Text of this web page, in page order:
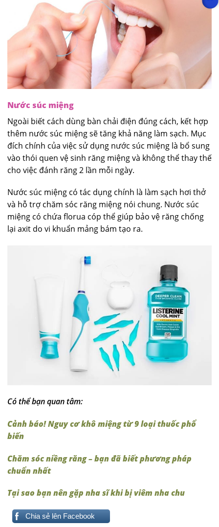
Nước súc miệng
Ngoài biết cách dùng bàn chải điện đúng cách, kết hợp
thêm nước súc miệng sẽ tăng khả năng làm sạch. Mục
đích chính của việc sử dụng nước súc miệng là bổ sung
vào thói quen vệ sinh răng miệng và không thể thay thế
cho việc đánh răng 2 lần mỗi ngày.
Nước súc miệng có tác dụng chính là làm sạch hơi thở
và hỗ trợ chăm sóc răng miệng nói chung. Nước súc
miệng có chứa florua cóp thể giúp bảo vệ răng chống
lại axit do vi khuẩn mảng bám tạo ra.
Có thể bạn quan tâm:
Cảnh báo! Nguy cơ khô miệng từ 9 loại thuốc phổ
biến
Chăm sóc niềng răng – bạn đã biết phương pháp
chuẩn nhất
Tại sao bạn nên gặp nha sĩ khi bị viêm nha chu
Chia sẻ lên Facebook